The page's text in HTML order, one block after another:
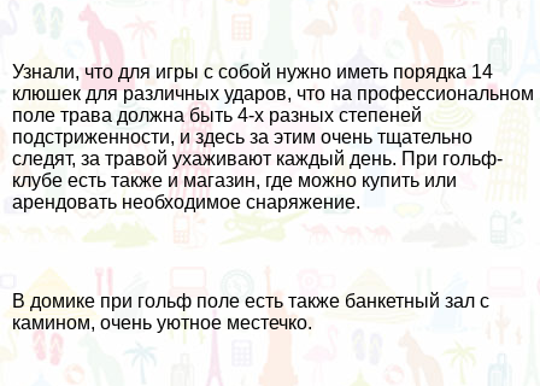
Узнали, что для игры с собой нужно иметь порядка 14
клюшек для различных ударов, что на профессиональном
поле трава должна быть 4-х разных степеней
подстриженности, и здесь за этим очень тщательно
следят, за травой ухаживают каждый день. При гольф-
клубе есть также и магазин, где можно купить или
арендовать необходимое снаряжение.
В домике при гольф поле есть также банкетный зал с
камином, очень уютное местечко.